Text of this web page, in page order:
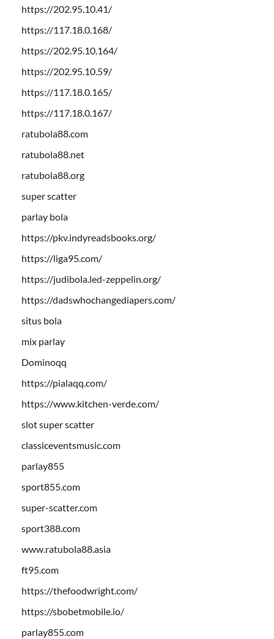
https://202.95.10.41/
https://117.18.0.168/
https://202.95.10.164/
https://202.95.10.59/
https://117.18.0.165/
https://117.18.0.167/
ratubola88.com
ratubola88.net
ratubola88.org
super scatter
parlay bola
https://pkv.indyreadsbooks.org/
https://liga95.com/
https://judibola.led-zeppelin.org/
https://dadswhochangediapers.com/
situs bola
mix parlay
Dominoqq
https://pialaqq.com/
https://www.kitchen-verde.com/
slot super scatter
classiceventsmusic.com
parlay855
sport855.com
super-scatter.com
sport388.com
www.ratubola88.asia
ft95.com
https://thefoodwright.com/
https://sbobetmobile.io/
parlay855.com